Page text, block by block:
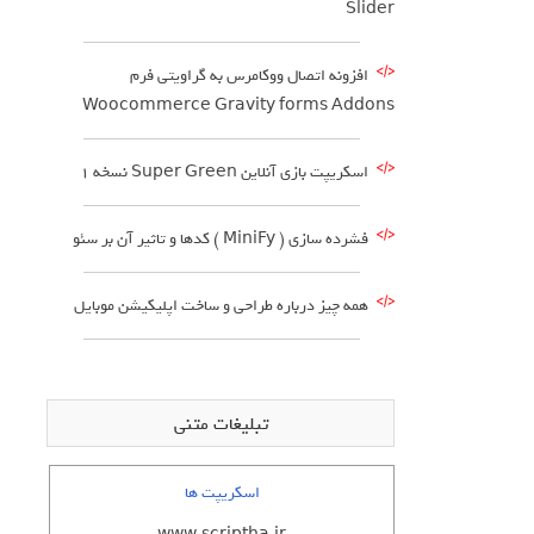
Slider
افزونه اتصال ووکامرس به گراویتی فرم
Woocommerce Gravity forms Addons
اسکریپت بازی آنلاین Super Green نسخه ۱
فشرده سازی ( MiniFy ) کدها و تاثیر آن بر سئو
همه چیز درباره طراحی و ساخت اپلیکیشن موبایل
تبلیغات متنی
اسکریپت ها